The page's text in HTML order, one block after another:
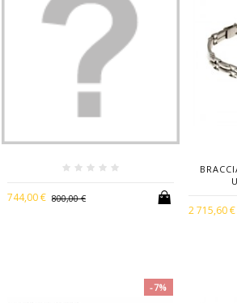
744,00 € 800,00 €
2 715,60 €
-7%